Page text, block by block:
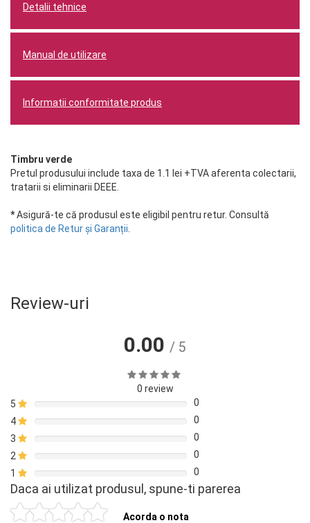
Detalii tehnice
Manual de utilizare
Informatii conformitate produs
Timbru verde
Pretul produsului include taxa de 1.1 lei +TVA aferenta colectarii,
tratarii si eliminarii DEEE.
*Asigură-te că produsul este eligibil pentru retur. Consultă
politica de Retur și Garanții
Review-uri
0.00 / 5
0 review
5
0
4
0
3
0
2
0
1
0
Daca ai utilizat produsul, spune-ti parerea
Acorda o nota